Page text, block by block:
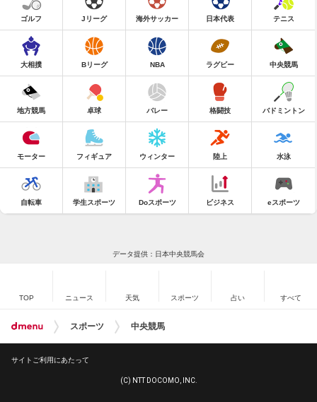
ゴルフ Jリーグ 海外サッカー 日本代表 テニス
大相撲 Bリーグ NBA ラグビー 中央競馬
地方競馬 卓球 バレー 格闘技 バドミントン
モーター フィギュア ウィンター 陸上 水泳
自転車 学生スポーツ Doスポーツ ビジネス eスポーツ
データ提供：日本中央競馬会
TOP ニュース 天気 スポーツ 占い すべて
スポーツ 中央競馬
サイトご利用にあたって
(C) NTT DOCOMO, INC.